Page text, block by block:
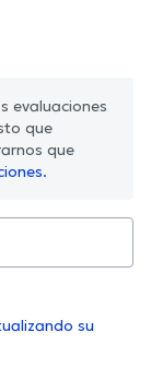
evaluaciones
que
que
su